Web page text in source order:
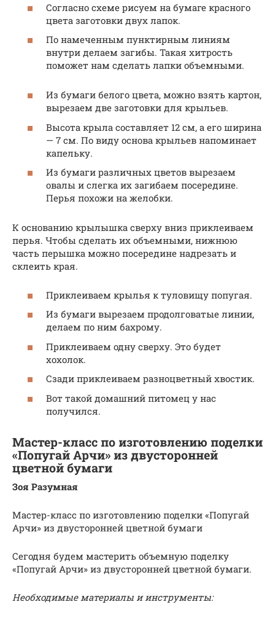
Согласно схеме рисуем на бумаге красного
цвета заготовки двух лапок.
По намеченным пунктирным линиям
внутри делаем загибы. Такая хитрость
поможет нам сделать лапки объемными.
Из бумаги белого цвета, можно взять картон,
вырезаем две заготовки для крыльев.
Высота крыла составляет 12 см, а его ширина
— 7 см. По виду основа крыльев напоминает
капельку.
Из бумаги различных цветов вырезаем
овалы и слегка их загибаем посередине.
Перья похожи на желобки.
К основанию крылышка сверху вниз приклеиваем
перья. Чтобы сделать их объемными, нижнюю
часть перышка можно посередине надрезать и
склеить края.
Приклеиваем крылья к туловищу попугая.
Из бумаги вырезаем продолговатые линии,
делаем по ним бахрому.
Приклеиваем одну сверху. Это будет
хохолок.
Сзади приклеиваем разноцветный хвостик.
Вот такой домашний питомец у нас
получился.
Мастер-класс по изготовлению поделки
«Попугай Арчи» из двусторонней
цветной бумаги
Зоя Разумная
Мастер-класс по изготовлению поделки «Попугай
Арчи» из двусторонней цветной бумаги
Сегодня будем мастерить объемную поделку
«Попугай Арчи» из двусторонней цветной бумаги.
Необходимые материалы и инструменты: